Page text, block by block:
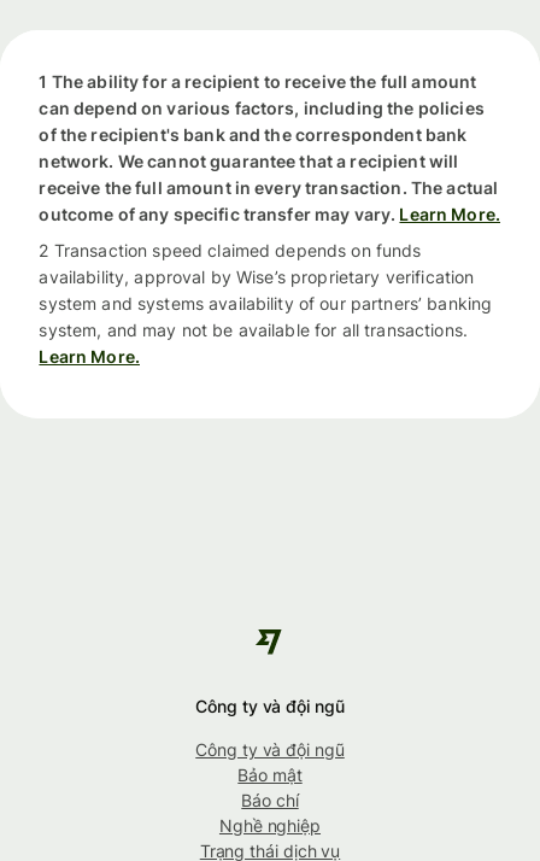
1 The ability for a recipient to receive the full amount
can depend on various factors, including the policies
of the recipient's bank and the correspondent bank
network. We cannot guarantee that a recipient will
receive the full amount in every transaction. The actual
outcome of any specific transfer may vary. Learn More.
2 Transaction speed claimed depends on funds
availability, approval by Wise’s proprietary verification
system and systems availability of our partners’ banking
system, and may not be available for all transactions.
Learn More.
Công ty và đội ngũ
Công ty và đội ngũ
Bảo mật
Báo chí
Nghề nghiệp
Trạng thái dịch vụ